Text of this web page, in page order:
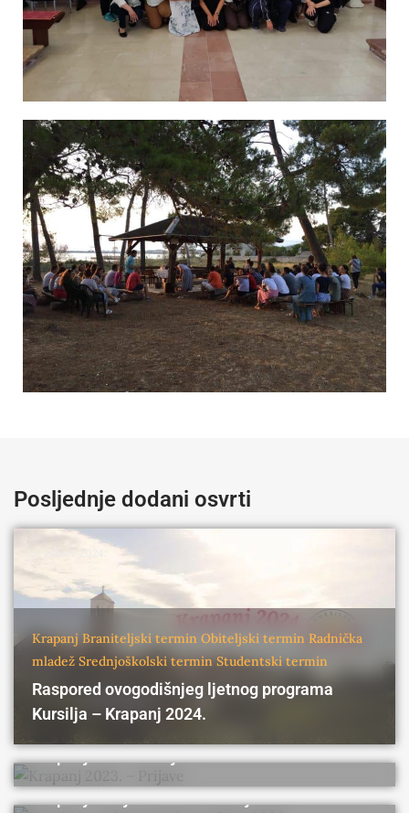
Posljednje dodani osvrti
Krapanj Braniteljski termin Obiteljski termin Radnička
mladež Srednjoškolski termin Studentski termin
Raspored ovogodišnjeg ljetnog programa
Kursilja – Krapanj 2024.
13. travnja 2023.
Krapanj Braniteljski termin
mladež
Srednjoškolski termin
Krapanj 2023. – Prijave
Krapanj Braniteljski termin Obiteljski termin Radnička
mladež
Srednjoškolski termin
Krapanj – najava termina za ljeto 2023.
Braniteljski termin